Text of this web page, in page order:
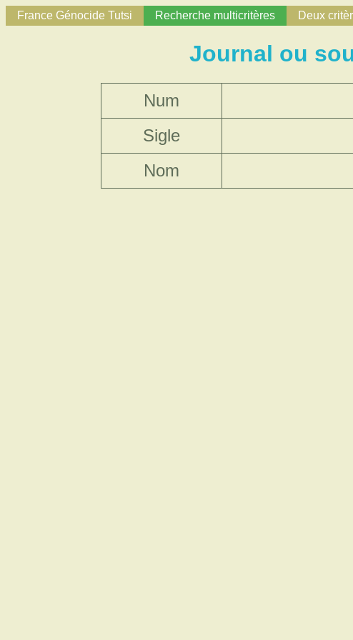
France Génocide Tutsi Recherche multicritères Deux
Journal ou
Num
Sigle
Nom